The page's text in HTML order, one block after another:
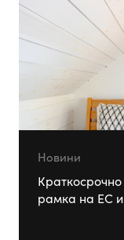
Новини
рамка на ЕС